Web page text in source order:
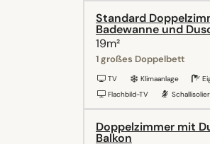
Standard
Badewanne und
19m²
1 großes Doppelbett
TV Klimaanlage
Flachbild-TV
Doppelzimmer mit
Balkon